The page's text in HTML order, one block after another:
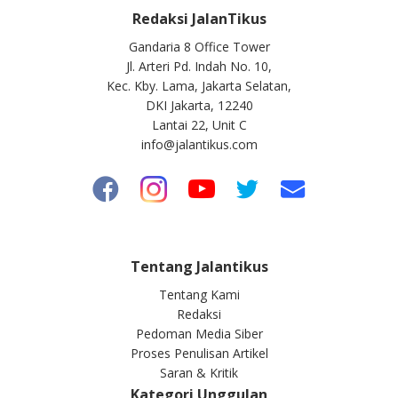
Redaksi JalanTikus
Gandaria 8 Office Tower
Jl. Arteri Pd. Indah No. 10,
Kec. Kby. Lama, Jakarta Selatan,
DKI Jakarta, 12240
Lantai 22, Unit C
info@jalantikus.com
Tentang Jalantikus
Tentang Kami
Redaksi
Pedoman Media Siber
Proses Penulisan Artikel
Saran & Kritik